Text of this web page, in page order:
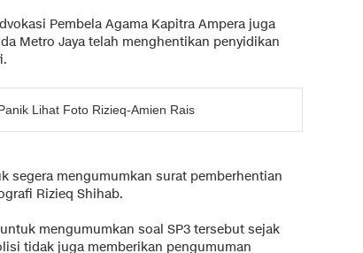
Pembela Agama Kapitra Ampera juga
Metro Jaya telah menghentikan penyidikan
Lihat Foto Rizieq-Amien Rais
segera mengumumkan surat pemberhentian
Rizieq Shihab.
mengumumkan soal SP3 tersebut sejak
tidak juga memberikan pengumuman